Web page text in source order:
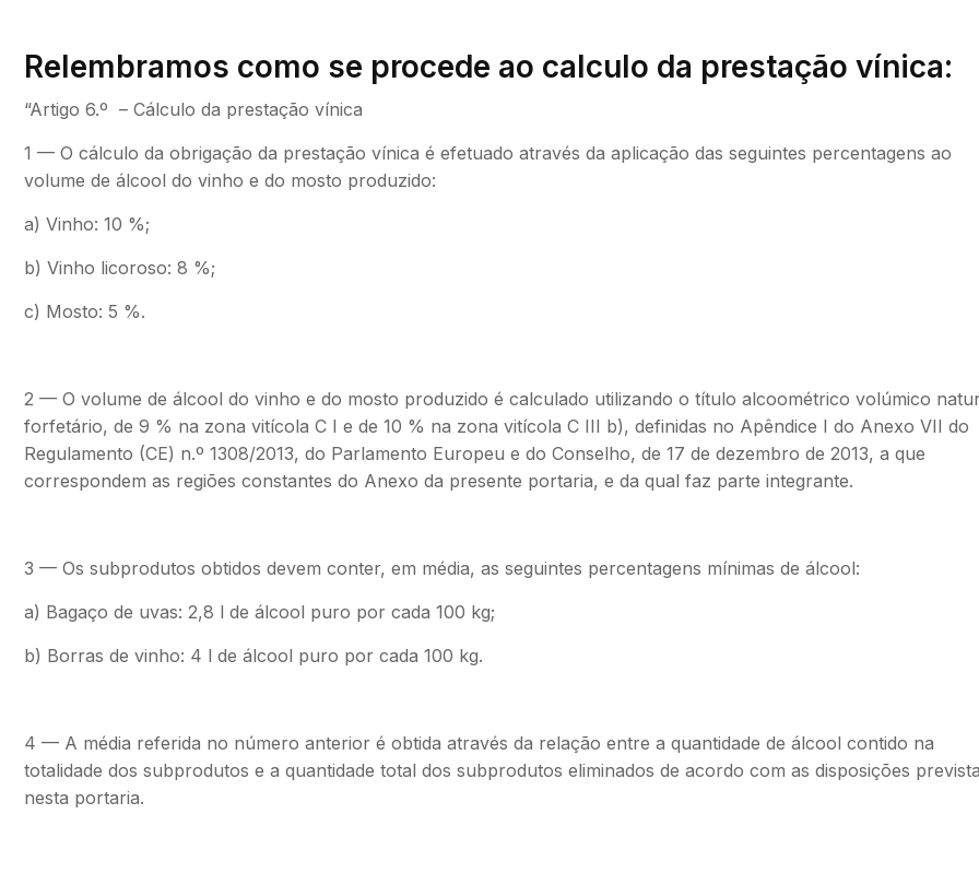
Relembramos como se procede ao calculo da prestação vínica:
“Artigo 6.º – Cálculo da prestação vínica
1 — O cálculo da obrigação da prestação vínica é efetuado através da aplicação das seguintes percentagens ao
volume de álcool do vinho e do mosto produzido:
a) Vinho: 10 %;
b) Vinho licoroso: 8 %;
c) Mosto: 5 %.
2 — O volume de álcool do vinho e do mosto produzido é calculado utilizando o título alcoométrico volúmico
forfetário, de 9 % na zona vitícola C I e de 10 % na zona vitícola C III b), definidas no Apêndice I do Anexo VII do
Regulamento (CE) n.º 1308/2013, do Parlamento Europeu e do Conselho, de 17 de dezembro de 2013, a que
correspondem as regiões constantes do Anexo da presente portaria, e da qual faz parte integrante.
3 — Os subprodutos obtidos devem conter, em média, as seguintes percentagens mínimas de álcool:
a) Bagaço de uvas: 2,8 l de álcool puro por cada 100 kg;
b) Borras de vinho: 4 l de álcool puro por cada 100 kg.
4 — A média referida no número anterior é obtida através da relação entre a quantidade de álcool contido na
totalidade dos subprodutos e a quantidade total dos subprodutos eliminados de acordo com as disposições
nesta portaria.